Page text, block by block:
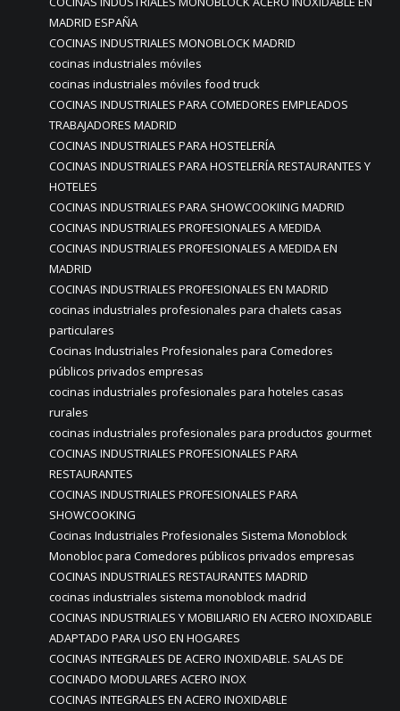
MADRID ESPAÑA
COCINAS INDUSTRIALES MONOBLOCK MADRID
cocinas industriales móviles
cocinas industriales móviles food truck
COCINAS INDUSTRIALES PARA COMEDORES EMPLEADOS
TRABAJADORES MADRID
COCINAS INDUSTRIALES PARA HOSTELERÍA
COCINAS INDUSTRIALES PARA HOSTELERÍA RESTAURANTES Y
HOTELES
COCINAS INDUSTRIALES PARA SHOWCOOKIING MADRID
COCINAS INDUSTRIALES PROFESIONALES A MEDIDA
COCINAS INDUSTRIALES PROFESIONALES A MEDIDA EN
MADRID
COCINAS INDUSTRIALES PROFESIONALES EN MADRID
cocinas industriales profesionales para chalets casas
particulares
Cocinas Industriales Profesionales para Comedores
públicos privados empresas
cocinas industriales profesionales para hoteles casas
rurales
cocinas industriales profesionales para productos gourmet
COCINAS INDUSTRIALES PROFESIONALES PARA
RESTAURANTES
COCINAS INDUSTRIALES PROFESIONALES PARA
SHOWCOOKING
Cocinas Industriales Profesionales Sistema Monoblock
Monobloc para Comedores públicos privados empresas
COCINAS INDUSTRIALES RESTAURANTES MADRID
cocinas industriales sistema monoblock madrid
COCINAS INDUSTRIALES Y MOBILIARIO EN ACERO INOXIDABLE
ADAPTADO PARA USO EN HOGARES
COCINAS INTEGRALES DE ACERO INOXIDABLE. SALAS DE
COCINADO MODULARES ACERO INOX
COCINAS INTEGRALES EN ACERO INOXIDABLE